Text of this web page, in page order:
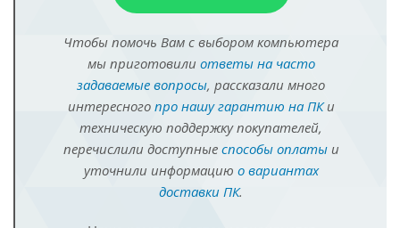
Чтобы помочь Вам с выбором компьютера
мы приготовили ответы на часто
задаваемые вопросы, рассказали много
интересного про нашу гарантию на ПКи
техническую поддержку покупателей,
перечислили доступные способы оплатыи
уточнили информацию о вариантах
доставки ПК.